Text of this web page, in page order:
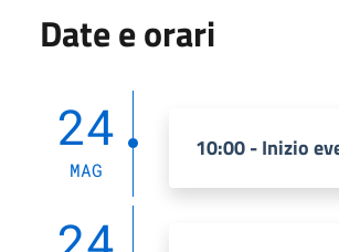
Date e orari
24
MAG
10:00 - Inizio